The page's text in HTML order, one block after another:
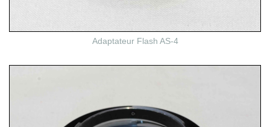
Adaptateur Flash AS-4